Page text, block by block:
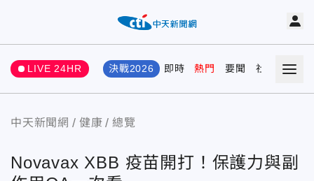
LIVE 24HR 決戰2026 即時 熱門 要聞 社會 娛樂
中天新聞網 健康 總覽
Novavax XBB 疫苗開打！保護力與副